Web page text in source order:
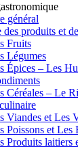
général
des produits et
Fruits
Légumes
Épices – Les
Céréales – Le
Viandes et Les
Poissons et Les
Produits laitiers